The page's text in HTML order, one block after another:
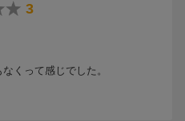
3
くって感じでした。